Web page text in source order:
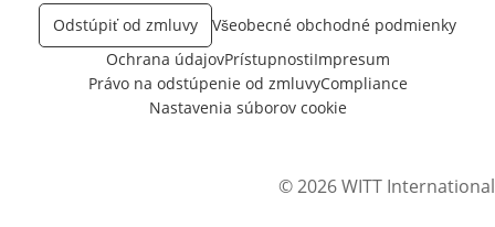
Odstúpiť od zmluvy
Všeobecné obchodné podmienky
Ochrana údajovPrístupnostiImpresum
Právo na odstúpenie od zmluvyCompliance
Nastavenia súborov cookie
© 2026 WITT International